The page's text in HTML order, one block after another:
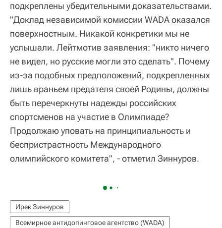
подкреплены убедительными доказательствами.
"Доклад независимой комиссии WADA оказался
поверхностным. Никакой конкретики мы не
услышали. Лейтмотив заявления: "никто ничего
не видел, но русские могли это сделать". Почему
из-за подобных предположений, подкрепленных
лишь враньем предателя своей Родины, должны
быть перечеркнуты надежды российских
спортсменов на участие в Олимпиаде?
Продолжаю уповать на принципиальность и
беспристрастность Международного
олимпийского комитета", - отметил Зиннуров.
Ирек Зиннуров
Всемирное антидопинговое агентство (WADA)